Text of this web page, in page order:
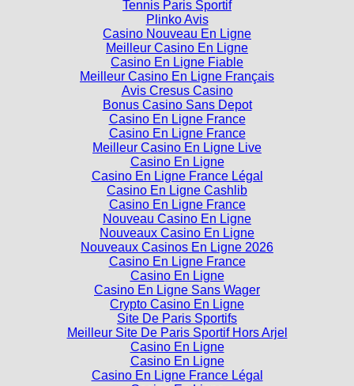
Tennis Paris Sportif
Plinko Avis
Casino Nouveau En Ligne
Meilleur Casino En Ligne
Casino En Ligne Fiable
Meilleur Casino En Ligne Français
Avis Cresus Casino
Bonus Casino Sans Depot
Casino En Ligne France
Casino En Ligne France
Meilleur Casino En Ligne Live
Casino En Ligne
Casino En Ligne France Légal
Casino En Ligne Cashlib
Casino En Ligne France
Nouveau Casino En Ligne
Nouveaux Casino En Ligne
Nouveaux Casinos En Ligne 2026
Casino En Ligne France
Casino En Ligne
Casino En Ligne Sans Wager
Crypto Casino En Ligne
Site De Paris Sportifs
Meilleur Site De Paris Sportif Hors Arjel
Casino En Ligne
Casino En Ligne
Casino En Ligne France Légal